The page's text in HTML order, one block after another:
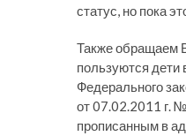
статус, но пока
Также обращаем
пользуются дети
Федерального
от 07.02.2011 г.
прописанным в